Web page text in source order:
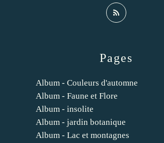
Pages
Album - Couleurs d'automne
Album - Faune et Flore
Album - insolite
Album - jardin botanique
Album - Lac et montagnes